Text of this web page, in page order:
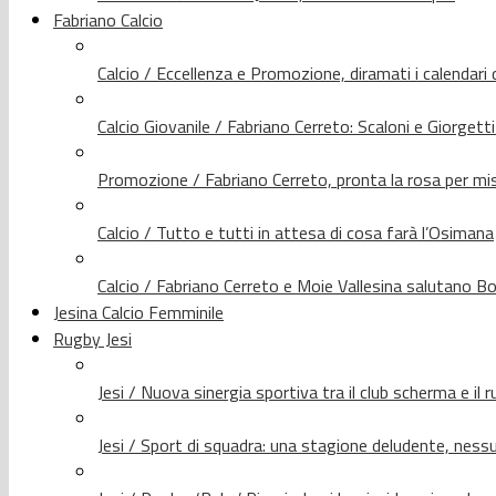
Fabriano Calcio
Calcio / Eccellenza e Promozione, diramati i calendari
Calcio Giovanile / Fabriano Cerreto: Scaloni e
Promozione / Fabriano Cerreto, pronta la rosa per
Calcio / Tutto e tutti in attesa di cosa farà l’Osimana
Calcio / Fabriano Cerreto e Moie Vallesina salutano
Jesina Calcio Femminile
Rugby Jesi
Jesi / Nuova sinergia sportiva tra il club scherma e il
Jesi / Sport di squadra: una stagione deludente,